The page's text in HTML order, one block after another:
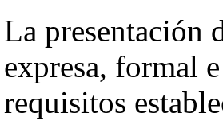
La presentación
expresa, formal
requisitos